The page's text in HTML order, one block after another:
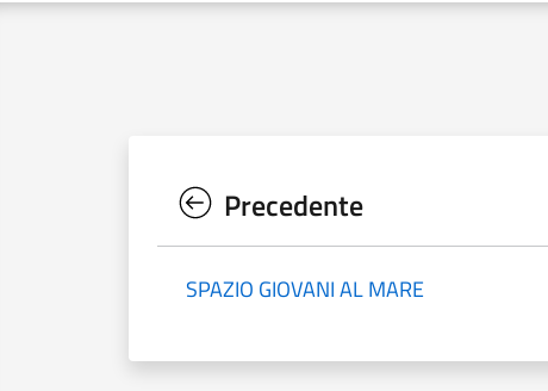
Precedente
SPAZIO GIOVANI AL MARE